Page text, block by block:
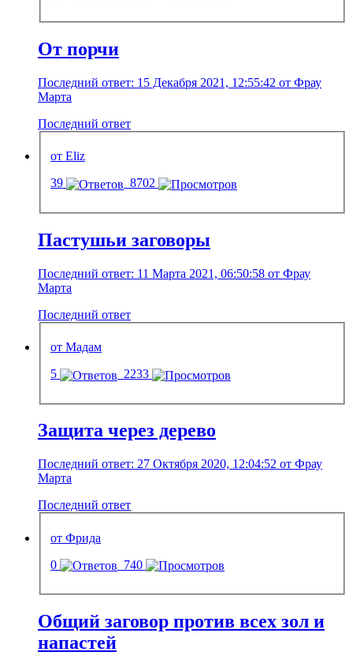
От порчи
Последний ответ: 15 Декабря 2021, 12:55:42 от Фрау
Марта
Последний ответ
от Eliz
39
8702
Пастушьи заговоры
Последний ответ: 11 Марта 2021, 06:50:58 от Фрау
Марта
Последний ответ
от Мадам
5
2233
Защита через дерево
Последний ответ: 27 Октября 2020, 12:04:52 от Фрау
Марта
Последний ответ
от Фрида
0
740
Общий заговор против всех зол и
напастей